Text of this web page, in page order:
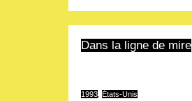
Dans la ligne de mire
1993 États-Unis